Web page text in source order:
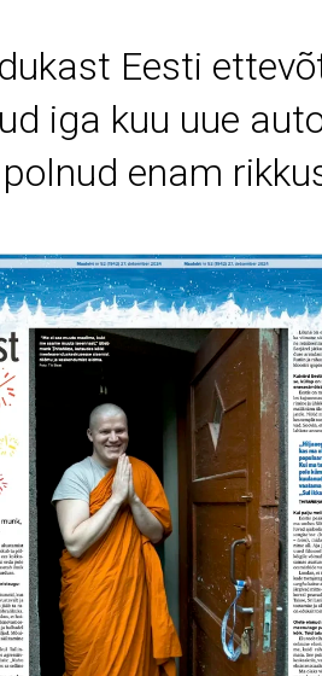
Eesti
iga kuu uue
polnud enam